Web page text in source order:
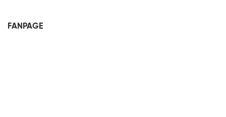
FANPAGE